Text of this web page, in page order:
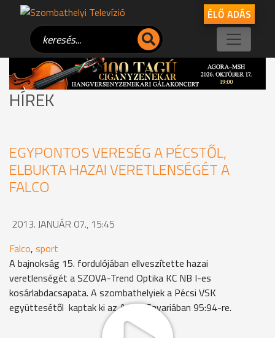
ÉLŐ ADÁS
HÍREK
EGYPONTOS VERESÉG A PÉCSTŐL,
ELBUKTA HAZAI VERETLENSÉGÉT A
FALCO
2013. JANUÁR 07., 15:45
Falco, sport
A bajnokság 15. fordulójában ellveszítette hazai
veretlenségét a SZOVA-Trend Optika KC NB I-es
kosárlabdacsapata. A szombathelyiek a Pécsi VSK
együttesétől kaptak ki az Aréna Savariában 95:94-re.